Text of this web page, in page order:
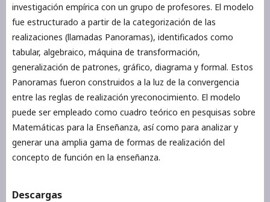
investigación empírica con un grupo de profesores. El modelo
fue estructurado a partir de la categorización de las
realizaciones (llamadas Panoramas), identificados como
tabular, algebraico, máquina de transformación,
generalización de patrones, gráfico, diagrama y formal. Estos
Panoramas fueron construidos a la luz de la convergencia
entre las reglas de realización yreconocimiento. El modelo
puede ser empleado como cuadro teórico en pesquisas sobre
Matemáticas para la Enseñanza, así como para analizar y
generar una amplia gama de formas de realización del
concepto de función en la enseñanza.
Descargas